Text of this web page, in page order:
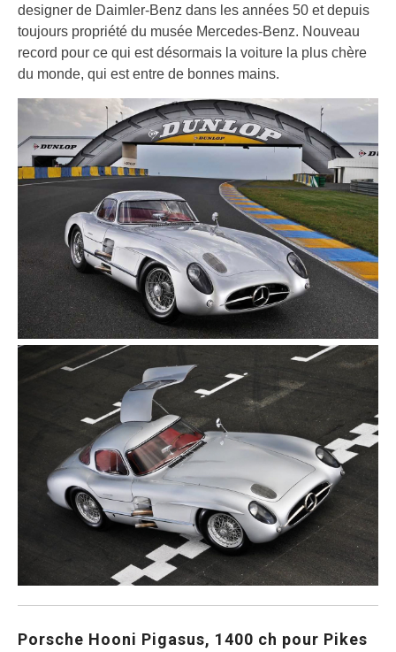
designer de Daimler-Benz dans les années 50 et depuis
toujours propriété du musée Mercedes-Benz. Nouveau
record pour ce qui est désormais la voiture la plus chère
du monde, qui est entre de bonnes mains.
Porsche Hooni Pigasus, 1400 ch pour Pikes